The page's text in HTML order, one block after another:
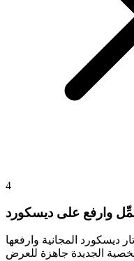
4
وارفع على ديسكورد
ديسكورد المجانية وارفعها